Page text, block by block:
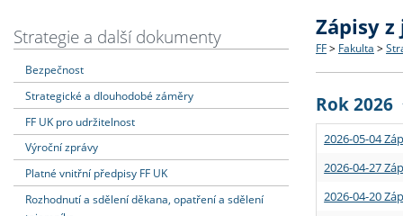
Dozvědět se více
Struktura
Strategie
Podpora
Podat přihlášku
Co
Učitelské
Dozvědět se více
Rigorózní
Dozvědět se více
O vědě a
Granty a
Dozvědět se více
Aktuální
Strategie a další dokumenty
Bezpečnost
Strategické a dlouhodobé záměry
FF UK pro udržitelnost
Výroční zprávy
Platné vnitřní předpisy FF UK
Rozhodnutí a sdělení děkana, opatření a sdělení
Zápisy
FF > Fakulta >
Rok 2026
2026-05-04
2026-04-27
2026-04-20